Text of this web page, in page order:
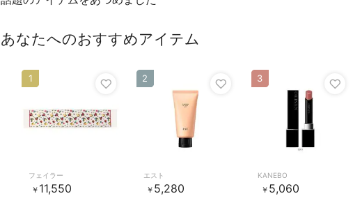
あなたへのおすすめアイテム
フェイラー
￥ 11,550
1
エスト
￥ 5,280
2
KANEBO
￥ 5,060
3